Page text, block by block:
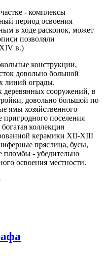
- комплексы
период освоения
в ходе раскопок, может
позволяли
XIV в.)
конструкции,
довольно большой
линий ограды.
деревянных сооружений, в
довольно большой по
ямы хозяйственного
пригродного поселения
коллекция
керамики XII-XIII
пряслица, бусы,
- убедительно
освоения местности.